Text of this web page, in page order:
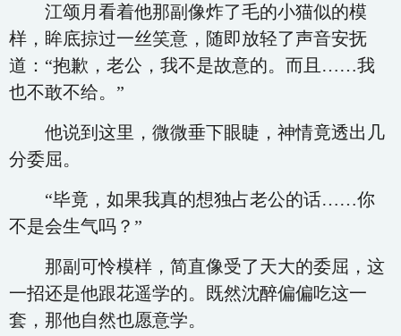
江颂月看着他那副像炸了毛的小猫似的模
样，眸底掠过一丝笑意，随即放轻了声音安抚
道：“抱歉，老公，我不是故意的。而且……我
也不敢不给。”
他说到这里，微微垂下眼睫，神情竟透出几
分委屈。
“毕竟，如果我真的想独占老公的话……你
不是会生气吗？”
那副可怜模样，简直像受了天大的委屈，这
一招还是他跟花遥学的。既然沈醉偏偏吃这一
套，那他自然也愿意学。